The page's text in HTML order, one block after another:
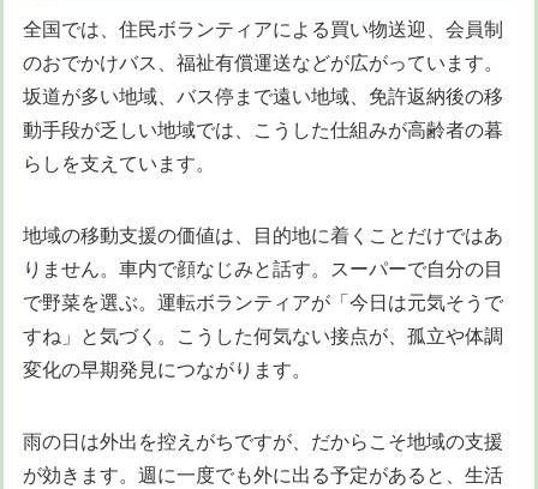
全国では、住民ボランティアによる買い物送迎、会員制
のおでかけバス、福祉有償運送などが広がっています。
坂道が多い地域、バス停まで遠い地域、免許返納後の移
動手段が乏しい地域では、こうした仕組みが高齢者の暮
らしを支えています。
地域の移動支援の価値は、目的地に着くことだけではあ
りません。車内で顔なじみと話す。スーパーで自分の目
で野菜を選ぶ。運転ボランティアが「今日は元気そうで
すね」と気づく。こうした何気ない接点が、孤立や体調
変化の早期発見につながります。
雨の日は外出を控えがちですが、だからこそ地域の支援
が効きます。週に一度でも外に出る予定があると、生活